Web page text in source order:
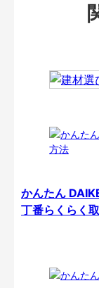
かんたん
丁番らくらく